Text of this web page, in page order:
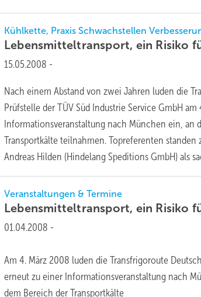
Kühlkette, Praxis Schwachstellen
Lebensmitteltransport, ein Risiko
15.05.2008 -
Nach einem Abstand von zwei Jahren luden die
Prüfstelle der TÜV Süd Industrie Service GmbH
Informationsveranstaltung nach München ein, an
Transportkälte teilnahmen. Topreferenten
Andreas Hilden (Hindelang Speditions GmbH) als
Veranstaltungen & Termine
Lebensmitteltransport, ein Risiko
01.04.2008 -
Am 4. März 2008 luden die Transfrigoroute
erneut zu einer Informationsveranstaltung nach
dem Bereich der Transportkälte